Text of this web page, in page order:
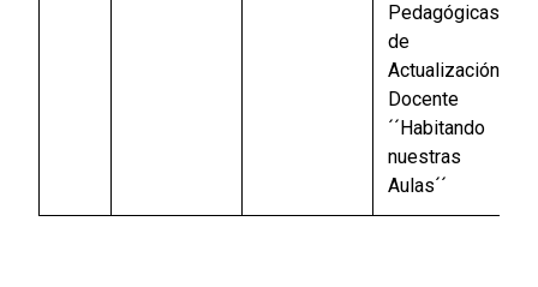
Pedagógicas
de
Actualización
Docente
´´Habitando
nuestras
Aulas´´